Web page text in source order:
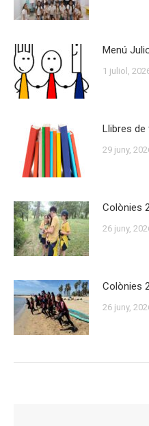
Menú
1 juliol,
Llibres
29 juny,
Colònies
26 juny,
Colònies
26 juny,